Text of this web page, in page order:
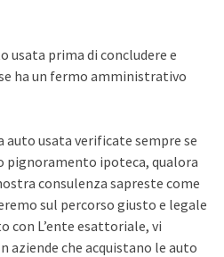
usata prima di concludere e
ha un fermo amministrativo
auto usata verificate sempre se
ipoteca, qualora
consulenza sapreste come
sul percorso giusto e legale
con L’ente esattoriale, vi
che acquistano le auto